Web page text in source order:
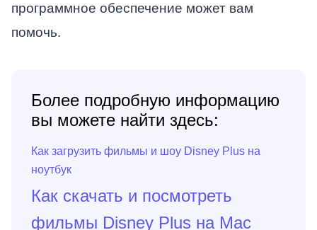
программное обеспечение может вам
помочь.
Более подробную информацию
вы можете найти здесь:
Как загрузить фильмы и шоу Disney Plus на
ноутбук
Как скачать и посмотреть
фильмы Disney Plus на Mac